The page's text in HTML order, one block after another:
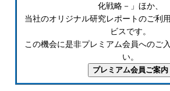
化戦略－」ほか、
当社のオリジナル研究レポートのご利
ビスです。
この機会に是非プレミアム会員へのご
い。